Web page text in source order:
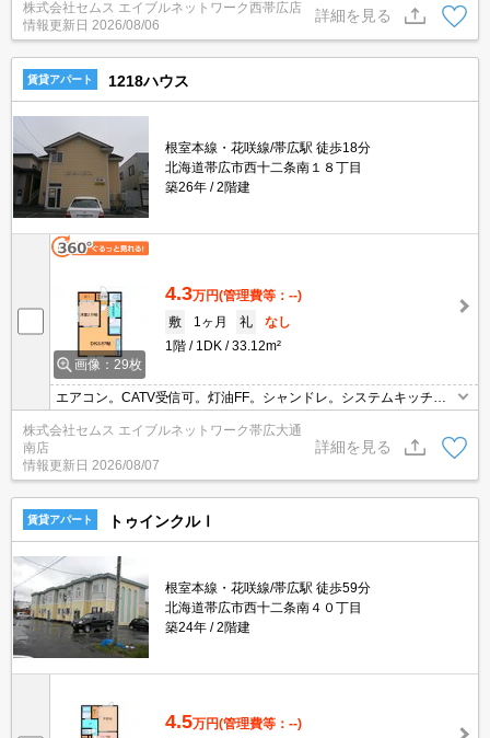
株式会社セムス エイブルネットワーク西帯広店
情報更新日 2026/08/06
詳細を見る
賃貸アパート 1218ハウス
根室本線・花咲線/帯広駅 徒歩18分
北海道帯広市西十二条南１８丁目
築26年
2階建
画像：29枚
4.3万円(管理費等：--)
敷
1ヶ月 礼
なし
1階
1DK 33.12m²
エアコン。CATV受信可。灯油FF。シャンドレ。システムキッチ
ン。バス・トイレ別。シャワー付き。
株式会社セムス エイブルネットワーク帯広大通
南店
情報更新日 2026/08/07
詳細を見る
賃貸アパート トゥインクルⅠ
根室本線・花咲線/帯広駅 徒歩59分
北海道帯広市西十二条南４０丁目
築24年
2階建
4.5万円(管理費等：--)